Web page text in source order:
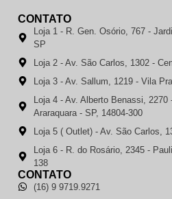
CONTATO
Loja 1 - R. Gen. Osório, 767 -
SP
Loja 2 - Av. São Carlos, 1302 -
Loja 3 - Av. Sallum, 1219 - Vila
Loja 4 - Av. Alberto Benassi, 2270
Araraquara - SP, 14804-300
Loja 5 ( Outlet) - Av. São Carlos,
Loja 6 - R. do Rosário, 2345 -
138
CONTATO
(16) 9 9719.9271